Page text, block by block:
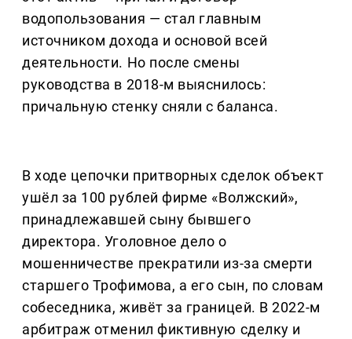
водопользования — стал главным
источником дохода и основой всей
деятельности. Но после смены
руководства в 2018-м выяснилось:
причальную стенку сняли с баланса.
В ходе цепочки притворных сделок объект
ушёл за 100 рублей фирме «Волжский»,
принадлежавшей сыну бывшего
директора. Уголовное дело о
мошенничестве прекратили из-за смерти
старшего Трофимова, а его сын, по словам
собеседника, живёт за границей. В 2022-м
арбитраж отменил фиктивную сделку и